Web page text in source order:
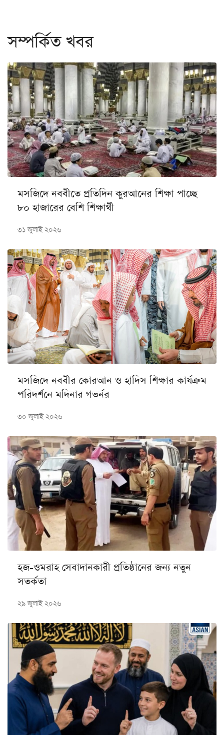
সম্পর্কিত খবর
মসজিদে নববীতে প্রতিদিন কুরআনের শিক্ষা পাচ্ছে
৮০ হাজারের বেশি শিক্ষার্থী
৩১ জুলাই ২০২৬
মসজিদে নববীর কোরআন ও হাদিস শিক্ষার কার্যক্রম
পরিদর্শনে মদিনার গভর্নর
৩০ জুলাই ২০২৬
হজ-ওমরাহ সেবাদানকারী প্রতিষ্ঠানের জন্য নতুন
সতর্কতা
২৯ জুলাই ২০২৬